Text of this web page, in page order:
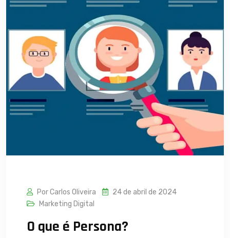
Por Carlos Oliveira
24 de abril de 2024
Marketing Digital
O que é Persona?